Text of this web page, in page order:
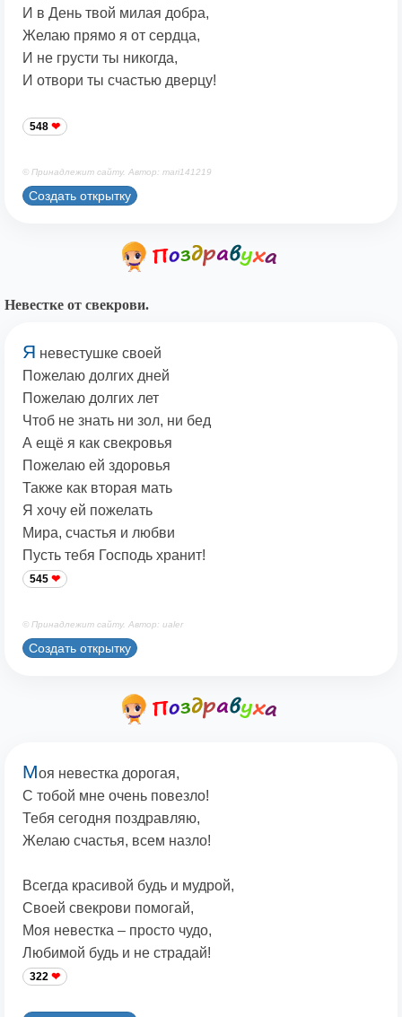
И в День твой милая добра,
Желаю прямо я от сердца,
И не грусти ты никогда,
И отвори ты счастью дверцу!
548
© Принадлежит сайту. Автор: mari141219
Создать открытку
Невестке от свекрови.
Я невестушке своей
Пожелаю долгих дней
Пожелаю долгих лет
Чтоб не знать ни зол, ни бед
А ещё я как свекровья
Пожелаю ей здоровья
Также как вторая мать
Я хочу ей пожелать
Мира, счастья и любви
Пусть тебя Господь хранит!
545
© Принадлежит сайту. Автор: ualer
Создать открытку
Моя невестка дорогая,
С тобой мне очень повезло!
Тебя сегодня поздравляю,
Желаю счастья, всем назло!
Всегда красивой будь и мудрой,
Своей свекрови помогай,
Моя невестка – просто чудо,
Любимой будь и не страдай!
322